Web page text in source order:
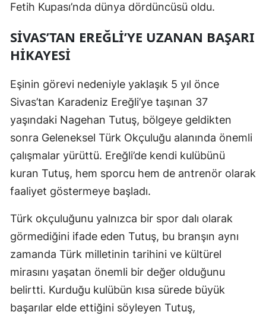
Fetih Kupası’nda dünya dördüncüsü oldu.
SIVAS’TAN EREĞLI’YE UZANAN BAŞARI
HIKAYESI
Eşinin görevi nedeniyle yaklaşık 5 yıl önce
Sivas’tan Karadeniz Ereğli’ye taşınan 37
yaşındaki Nagehan Tutuş, bölgeye geldikten
sonra Geleneksel Türk Okçuluğu alanında önemli
çalışmalar yürüttü. Ereğli’de kendi kulübünü
kuran Tutuş, hem sporcu hem de antrenör olarak
faaliyet göstermeye başladı.
Türk okçuluğunu yalnızca bir spor dalı olarak
görmediğini ifade eden Tutuş, bu branşın aynı
zamanda Türk milletinin tarihini ve kültürel
mirasını yaşatan önemli bir değer olduğunu
belirtti. Kurduğu kulübün kısa sürede büyük
başarılar elde ettiğini söyleyen Tutuş,